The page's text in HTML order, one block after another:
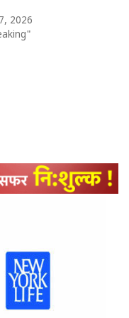
2026